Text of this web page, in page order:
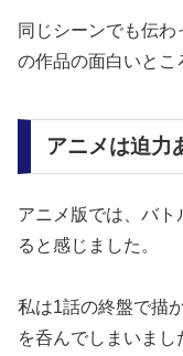
同じシーンでも伝わ
の作品の面白いとこ
アニメは迫力
アニメ版では、バ
ると感じました。
私は1話の終盤で描
を呑んでしまいまし